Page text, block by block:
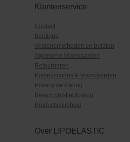
Klantenservice
Contact
Boutique
Verzendmethoden en betalen
Algemene Voorwaarden
Retourneren
Kortingscodes & Voorwaarden
Privacy verklaring
Beleid whistleblowing
Productveiligheid
Over LIPOELASTIC